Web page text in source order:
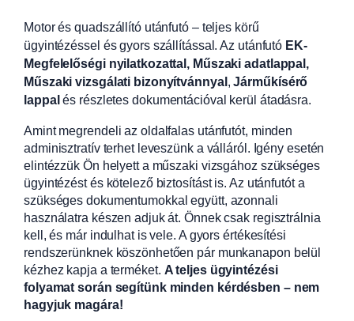
Motor és quadszállító utánfutó – teljes körű
ügyintézéssel és gyors szállítással. Az utánfutó EK-
Megfelelőségi nyilatkozattal, Műszaki adatlappal,
Műszaki vizsgálati bizonyítvánnyal ,Járműkísérő
lappal és részletes dokumentációval kerül átadásra.
Amint megrendeli az oldalfalas utánfutót, minden
adminisztratív terhet leveszünk a válláról. Igény esetén
elintézzük Ön helyett a műszaki vizsgához szükséges
ügyintézést és kötelező biztosítást is. Az utánfutót a
szükséges dokumentumokkal együtt, azonnali
használatra készen adjuk át. Önnek csak regisztrálnia
kell, és már indulhat is vele. A gyors értékesítési
rendszerünknek köszönhetően pár munkanapon belül
kézhez kapja a terméket. A teljes ügyintézési
folyamat során segítünk minden kérdésben – nem
hagyjuk magára!